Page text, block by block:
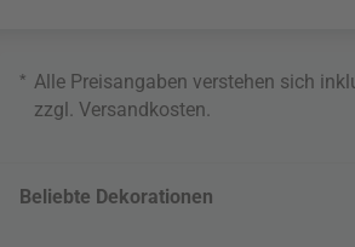
* Alle Preisangaben verstehen sich
zzgl. Versandkosten
Beliebte Dekorationen